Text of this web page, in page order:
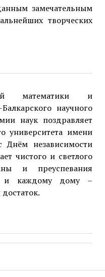
замечательным
творческих
математики и
научного
наук поздравляет
университета имени
Днём независимости
чистого и светлого
и преуспевания
и каждому дому –